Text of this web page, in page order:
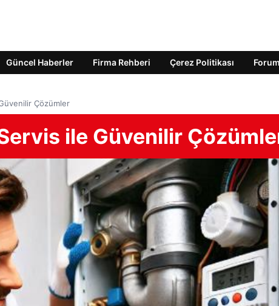
Güncel Haberler Firma Rehberi Çerez Politikası Forum
Çözümler
ile Güvenilir